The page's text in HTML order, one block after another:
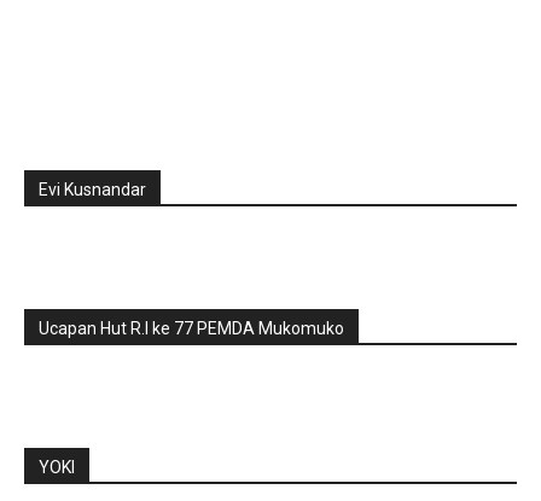
Evi Kusnandar
Ucapan Hut R.I ke 77 PEMDA Mukomuko
YOKI